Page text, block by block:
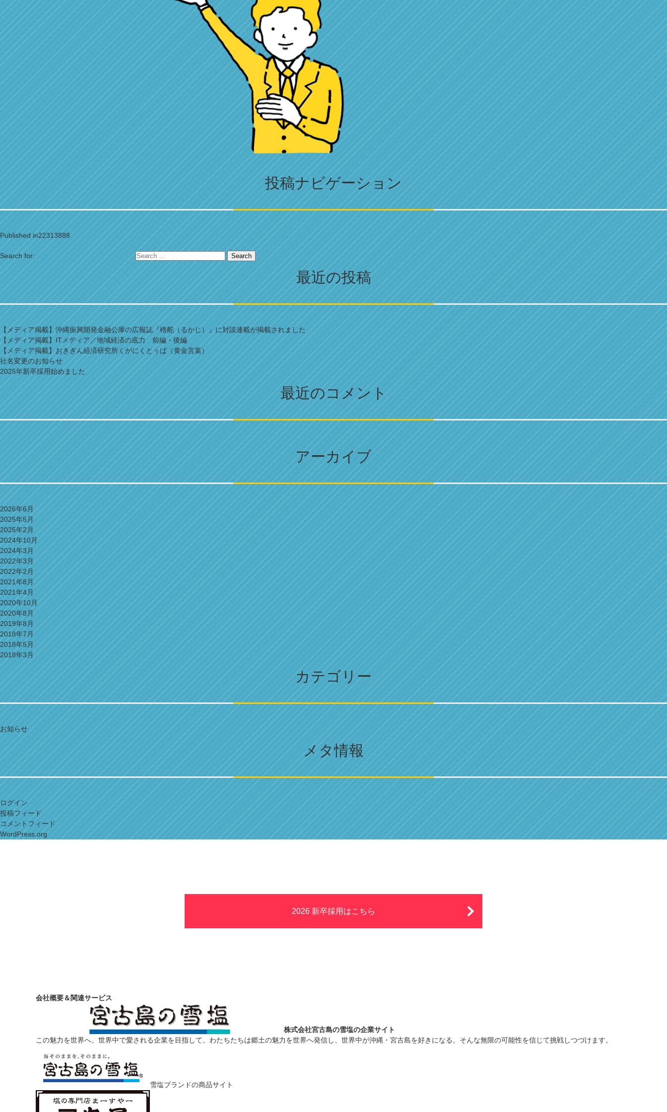
投稿ナビゲーション
Published in22313888
Search for: Search
最近の投稿
【メディア掲載】沖縄振興開発金融公庫の広報誌『櫓舵（るかじ）』に対談連載が掲載されました
【メディア掲載】ITメディア／地域経済の底力 前編・後編
【メディア掲載】おきぎん経済研究所くがにくとぅば（黄金言葉）
社名変更のお知らせ
2025年新卒採用始めました
最近のコメント
アーカイブ
2026年6月
2025年5月
2025年2月
2024年10月
2024年3月
2022年3月
2022年2月
2021年8月
2021年4月
2020年10月
2020年8月
2019年8月
2018年7月
2018年5月
2018年3月
カテゴリー
お知らせ
メタ情報
ログイン
投稿フィード
コメントフィード
WordPress.org
2026 新卒採用はこちら
会社概要＆関連サービス
株式会社宮古島の雪塩の企業サイト
この魅力を世界へ。世界中で愛される企業を目指して。わたちたちは郷土の魅力を世界へ発信し、世界中が沖縄・宮古島を好きになる。そんな無限の可能性を信じて挑戦しつづけます。
雪塩ブランドの商品サイト